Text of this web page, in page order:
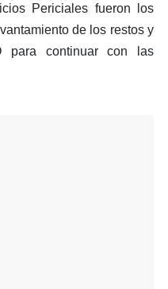
Periciales fueron los
de los restos y
para continuar con las